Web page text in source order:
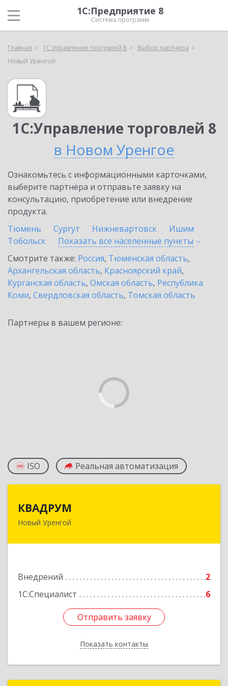
1С:Предприятие 8
Система программ
Главная 1С:Управление торговлей 8
Выбор партнёра
Новый Уренгой
1С:Управление торговлей 8
в Новом Уренгое
Ознакомьтесь с информационными карточками,
выберите партнёра и отправьте заявку на
консультацию, приобретение или внедрение
продукта.
Тюмень
Сургут Нижневартовск
Ишим
Тобольск
Показать все населенные пункты
Смотрите также: Россия, Тюменская область,
Архангельская область, Красноярский край,
Курганская область, Омская область, Республика
Коми, Свердловская область, Томская область
Партнеры в вашем регионе:
ISO Реальная автоматизация
КВАДРУМ
Новый Уренгой
Внедрений
2
1С:Специалист
6
Отправить заявку
Показать контакты
629309, Ямало-Ненецкий АО, Новый Уренгой г,
Отправить заявку
Назад